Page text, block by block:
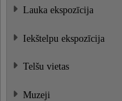
Lauka ekspozīcija
Iekštelpu ekspozīcija
Telšu vietas
Muzeji